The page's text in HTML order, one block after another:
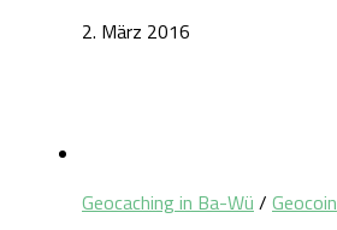
2. März 2016
Geocaching in Ba-Wü / Geocoin